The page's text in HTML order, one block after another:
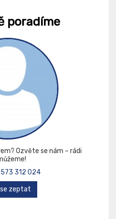
poradíme
Ozvěte se nám – rádi
312 024
zeptat